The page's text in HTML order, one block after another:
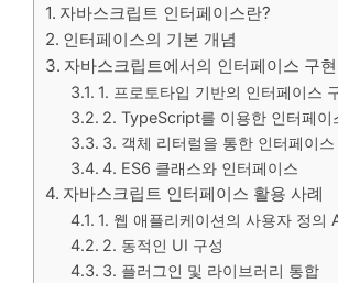
자바스크립트 인터페이스란?
인터페이스의 기본 개념
자바스크립트에서의 인터페이스 구
1. 프로토타입 기반의 인터페이스
2. TypeScript를 이용한 인터페이
3. 객체 리터럴을 통한 인터페이스
4. ES6 클래스와 인터페이스
자바스크립트 인터페이스 활용 사례
1. 웹 애플리케이션의 사용자 정의
2. 동적인 UI 구성
3. 플러그인 및 라이브러리 통합